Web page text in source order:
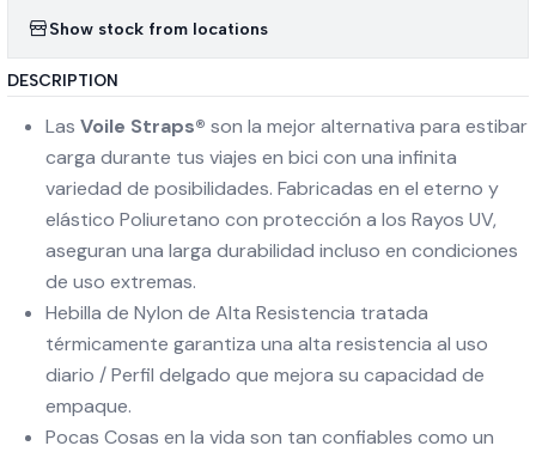
Show stock from locations
DESCRIPTION
Las Voile Straps® son la mejor alternativa para estibar
carga durante tus viajes en bici con una infinita
variedad de posibilidades. Fabricadas en el eterno y
elástico Poliuretano con protección a los Rayos UV,
aseguran una larga durabilidad incluso en condiciones
de uso extremas.
Hebilla de Nylon de Alta Resistencia tratada
térmicamente garantiza una alta resistencia al uso
diario / Perfil delgado que mejora su capacidad de
empaque.
Pocas Cosas en la vida son tan confiables como un